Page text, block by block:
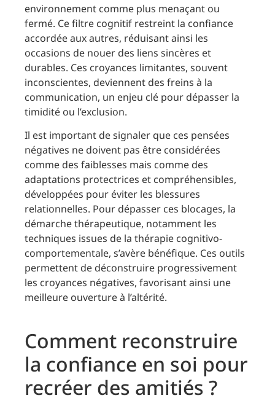
environnement comme plus menaçant ou
fermé. Ce filtre cognitif restreint la confiance
accordée aux autres, réduisant ainsi les
occasions de nouer des liens sincères et
durables. Ces croyances limitantes, souvent
inconscientes, deviennent des freins à la
communication, un enjeu clé pour dépasser la
timidité ou l’exclusion.
Il est important de signaler que ces pensées
négatives ne doivent pas être considérées
comme des faiblesses mais comme des
adaptations protectrices et compréhensibles,
développées pour éviter les blessures
relationnelles. Pour dépasser ces blocages, la
démarche thérapeutique, notamment les
techniques issues de la thérapie cognitivo-
comportementale, s’avère bénéfique. Ces outils
permettent de déconstruire progressivement
les croyances négatives, favorisant ainsi une
meilleure ouverture à l’altérité.
Comment reconstruire
la confiance en soi pour
recréer des amitiés ?